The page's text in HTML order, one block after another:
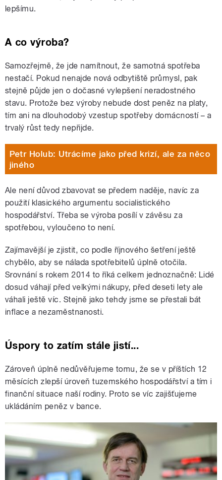
lepšímu.
A co výroba?
Samozřejmě, že jde namítnout, že samotná spotřeba
nestačí. Pokud nenajde nová odbytiště průmysl, pak
stejně půjde jen o dočasné vylepšení neradostného
stavu. Protože bez výroby nebude dost peněz na platy,
tím ani na dlouhodobý vzestup spotřeby domácností – a
trvalý růst tedy nepřijde.
Petr Holub: Utrácíme jako před krizí, ale za něco
jiného
Ale není důvod zbavovat se předem naděje, navíc za
použití klasického argumentu socialistického
hospodářství. Třeba se výroba posílí v závěsu za
spotřebou, vyloučeno to není.
Zajímavější je zjistit, co podle říjnového šetření ještě
chybělo, aby se nálada spotřebitelů úplně otočila.
Srovnání s rokem 2014 to říká celkem jednoznačně: Lidé
dosud váhají před velkými nákupy, před deseti lety ale
váhali ještě víc. Stejně jako tehdy jsme se přestali bát
inflace a nezaměstnanosti.
Úspory to zatím stále jistí...
Zároveň úplně nedůvěřujeme tomu, že se v příštích 12
měsících zlepší úroveň tuzemského hospodářství a tím i
finanční situace naší rodiny. Proto se víc zajišťujeme
ukládáním peněz v bance.